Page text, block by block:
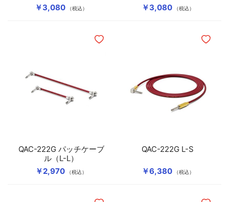
￥3,080 （税込） ￥3,080 （税込）
￥2,970 （税込）
QAC-222G パッチケーブ
ル（L-L）
ほしいものリストに追加
￥6,380 （税込）
QAC-222G L-S
ほしい